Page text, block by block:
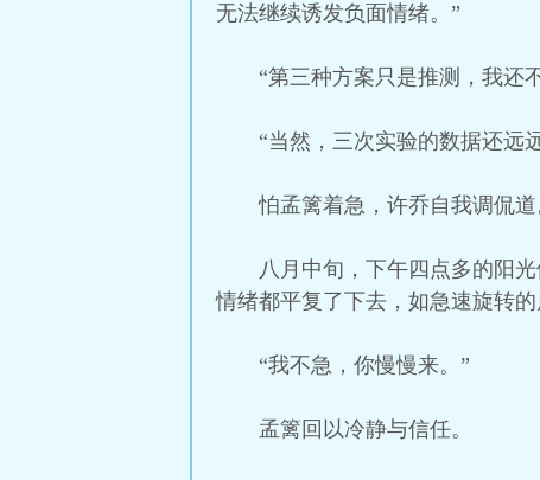
无法继续诱发负面情绪。”
“第三种方案只是推测，我还
“当然，三次实验的数据还远
怕孟篱着急，许乔自我调侃道
八月中旬，下午四点多的阳
情绪都平复了下去，如急速旋转的
“我不急，你慢慢来。”
孟篱回以冷静与信任。